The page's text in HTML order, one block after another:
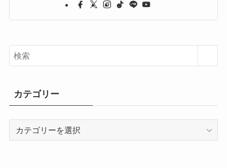
カテゴリー